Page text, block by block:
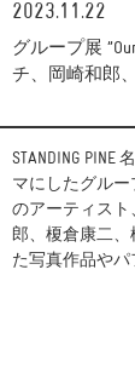
2023.11.22
グループ展
チ、岡崎和郎
STANDING
マにしたグルー
のアーティス
郎、榎倉康二、
た写真作品やパ